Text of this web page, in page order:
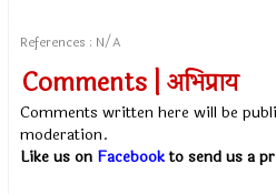
References : N/A
Comments | अभिप्राय
Comments written here will be
moderation.
Like us on Facebookto send us a